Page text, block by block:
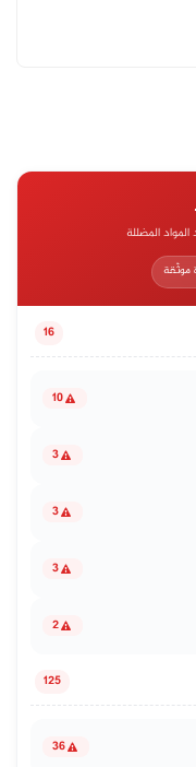
المضللة
موثّقة
16
10
3
3
3
2
125
36